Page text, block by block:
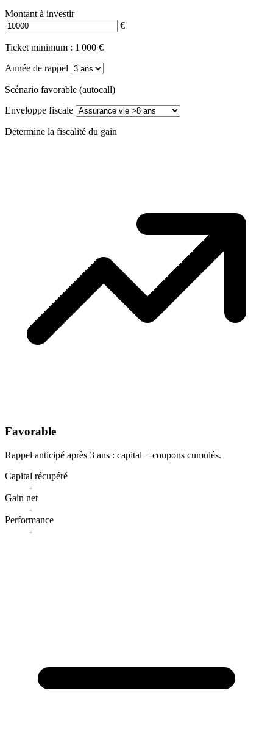
Montant à investir
€
Ticket minimum : 1 000 €
Année de rappel
Scénario favorable (autocall)
Enveloppe fiscale
Détermine la fiscalité du gain
Favorable
Rappel anticipé après 3 ans : capital + coupons cumulés.
Capital récupéré
-
Gain net
-
Performance
-